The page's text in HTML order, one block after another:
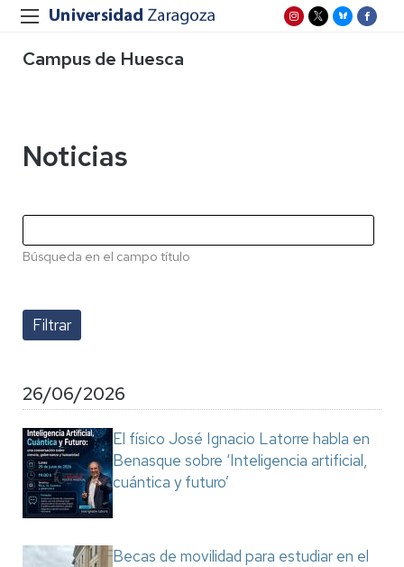
Campus de Huesca
Noticias
Búsqueda en el campo título
26/06/2026
El físico José Ignacio Latorre habla en
Benasque sobre ‘Inteligencia artificial,
cuántica y futuro’
Becas de movilidad para estudiar en el